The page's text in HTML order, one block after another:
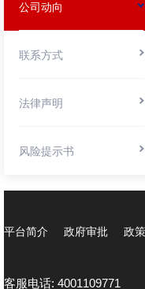
公司动向
联系方式
法律声明
风险提示书
平台简介 政府审批 政
客服电话: 4001109771